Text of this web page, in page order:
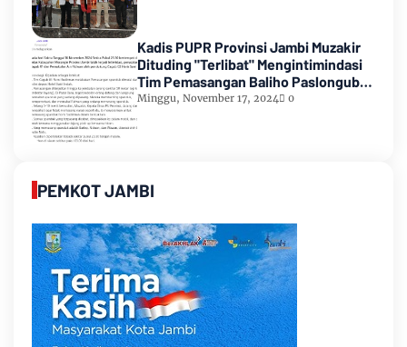
Kadis PUPR Provinsi Jambi Muzakir
Dituding "Terlibat" Mengintimindasi
Tim Pemasangan Baliho Paslongub
Romi-Sudirman
Minggu, November 17, 2024 0
PEMKOT JAMBI